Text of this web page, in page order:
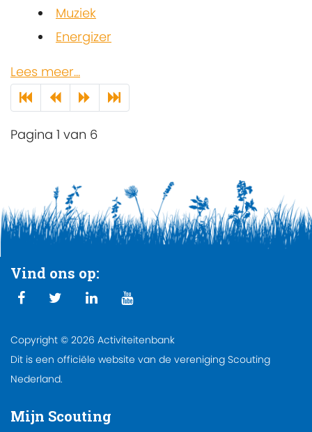
Muziek
Energizer
Lees meer...
Pagina 1 van 6
Vind ons op:
Copyright © 2026 Activiteitenbank
Dit is een officiële website van de vereniging Scouting
Nederland.
Mijn Scouting